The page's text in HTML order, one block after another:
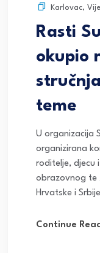
Karlovac,
Rasti
okupio
teme
U organizacija
organizirana
roditelje, djecu
obrazovnog te
Hrvatske i
Continue